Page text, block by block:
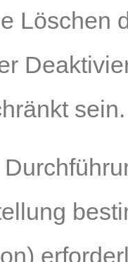
Löschen
sein.